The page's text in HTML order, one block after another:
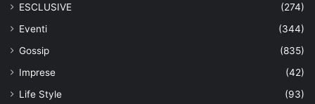
ESCLUSIVE
(274)
Eventi
(344)
Gossip
(835)
Imprese
(42)
Life Style
(93)